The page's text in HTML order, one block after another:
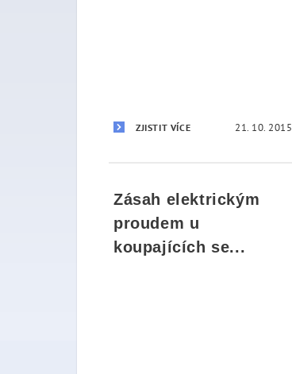
ZJISTIT VÍCE 21. 10. 2015
Zásah elektrickým
proudem u
koupajících se...